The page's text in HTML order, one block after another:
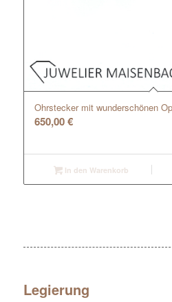
Ohrstecker mit wunderschönen
650,00€
In den Warenkorb
Legierung